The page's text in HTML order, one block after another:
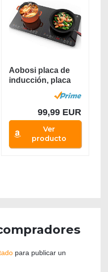
Aobosi placa de
inducción, placa
99,99 EUR
Ver
producto
para publicar un